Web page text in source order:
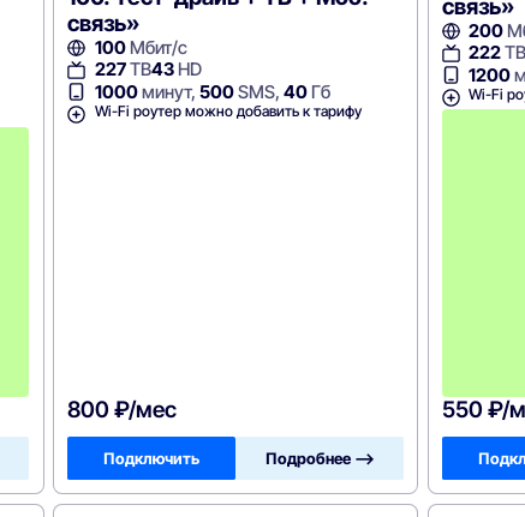
связь»
100Мбит/с
227ТВ43HD
1000минут, 500SMS, 40Гб
Wi-Fi роутер можно добавить к тарифу
800 ₽/мес
Подключить Подробнее —>
связь»
200
222
1200
Wi-Fi
550 ₽/